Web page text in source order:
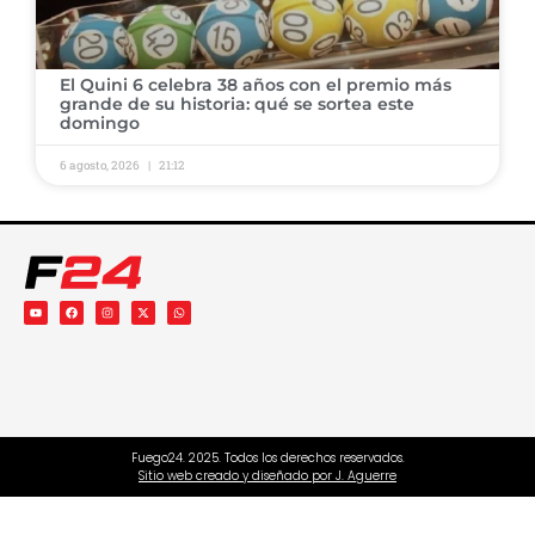
El Quini 6 celebra 38 años con el premio más
grande de su historia: qué se sortea este
domingo
6 agosto, 2026 21:12
Fuego24. 2025. Todos los derechos reservados.
Sitio web creado y diseñado por J. Aguerre